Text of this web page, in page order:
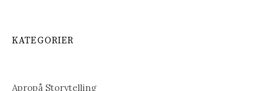
KATEGORIER
Apropå Storytelling